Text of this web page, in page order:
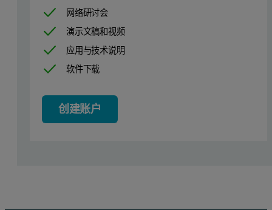
网络研讨会
演示文稿和视频
应用与技术说明
软件下载
创建账户